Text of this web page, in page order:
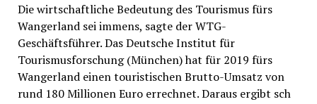
Die wirtschaftliche Bedeutung des Tourismus fürs
Wangerland sei immens, sagte der WTG-
Geschäftsführer. Das Deutsche Institut für
Tourismusforschung (München) hat für 2019 fürs
Wangerland einen touristischen Brutto-Umsatz von
rund 180 Millionen Euro errechnet. Daraus ergibt sch